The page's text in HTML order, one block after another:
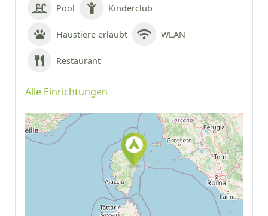
Pool Kinderclub
Haustiere erlaubt WLAN
Restaurant
Alle Einrichtungen
Auf Google Maps
anzeigen